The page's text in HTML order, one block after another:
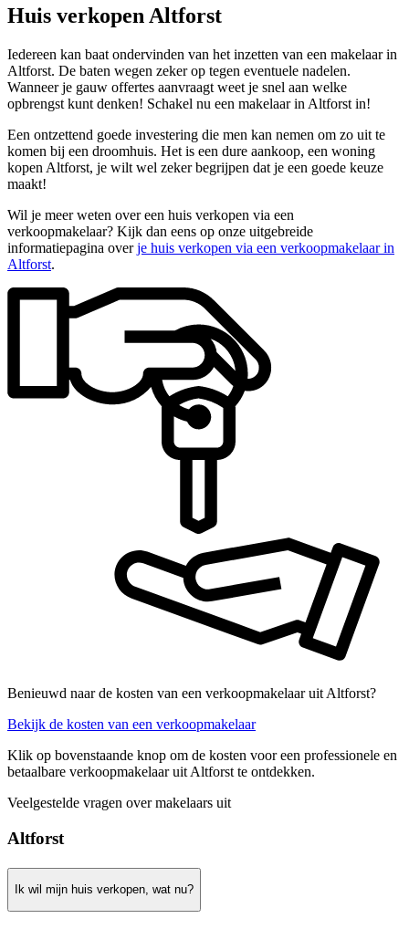
Huis verkopen Altforst
Iedereen kan baat ondervinden van het inzetten van een makelaar in
Altforst. De baten wegen zeker op tegen eventuele nadelen.
Wanneer je gauw offertes aanvraagt weet je snel aan welke
opbrengst kunt denken! Schakel nu een makelaar in Altforst in!
Een ontzettend goede investering die men kan nemen om zo uit te
komen bij een droomhuis. Het is een dure aankoop, een woning
kopen Altforst, je wilt wel zeker begrijpen dat je een goede keuze
maakt!
Wil je meer weten over een huis verkopen via een
verkoopmakelaar? Kijk dan eens op onze uitgebreide
informatiepagina overje huis verkopen via een verkoopmakelaar in
Altforst.
Benieuwd naar de kosten van een verkoopmakelaar uit Altforst?
Bekijk de kosten van een verkoopmakelaar
Klik op bovenstaande knop om de kosten voor een professionele en
betaalbare verkoopmakelaar uit Altforst te ontdekken.
Veelgestelde vragen over makelaars uit
Altforst
Ik wil mijn huis verkopen, wat nu?